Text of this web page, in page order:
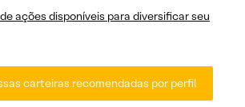
ações disponíveis para diversificar seu
carteiras recomendadas por perfil